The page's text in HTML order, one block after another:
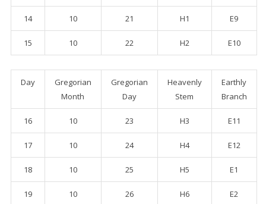
14 10 21 H1 E9
15 10 22 H2 E10
Day
Gregorian
Month
Gregorian
Day
Heavenly
Stem
Earthly
Branch
16 10 23 H3 E11
17 10 24 H4 E12
18 10 25 H5 E1
19 10 26 H6 E2